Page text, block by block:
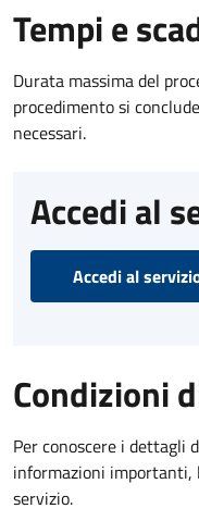
Tempi e
Durata massima del
procedimento si
necessari.
Accedi al
Accedi al
Condizioni
Per conoscere i dettagli
informazioni importanti,
servizio.